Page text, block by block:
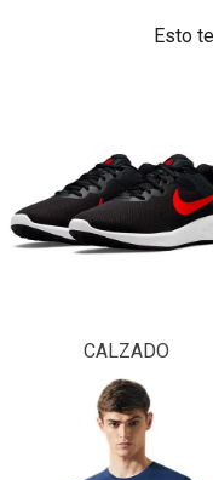
Esto
CALZADO